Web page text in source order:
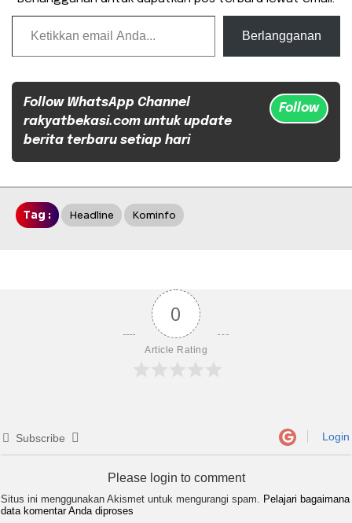
Ketikkan email Anda...
Berlangganan
Follow WhatsApp Channel
rakyatbekasi.com untuk update
berita terbaru setiap hari
Follow
Tag : Headline Kominfo
0
Article Rating
Subscribe Login
Please login to comment
Situs ini menggunakan Akismet untuk mengurangi spam. Pelajari bagaimana
data komentar Anda diproses